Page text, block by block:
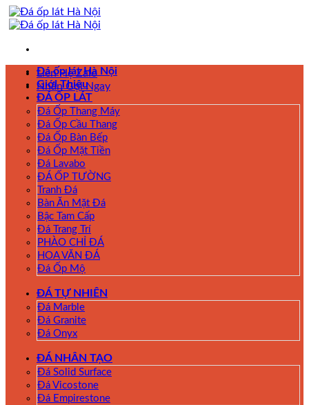
Skip
to
Liên Hệ Zalo
Nhấn Gọi Ngay
Đá ốp lát Hà Nội
Giới Thiệu
ĐÁ ỐP LÁT
Đá Ốp Thang Máy
Đá Ốp Cầu Thang
Đá Ốp Bàn Bếp
Đá Ốp Mặt Tiền
Đá Lavabo
ĐÁ ỐP TƯỜNG
Tranh Đá
Bàn Ăn Mặt Đá
Bậc Tam Cấp
Đá Trang Trí
PHÀO CHỈ ĐÁ
HOA VĂN ĐÁ
Đá Ốp Mộ
ĐÁ TỰ NHIÊN
Đá Marble
Đá Granite
Đá Onyx
ĐÁ NHÂN TẠO
Đá Solid Surface
Đá Vicostone
Đá Empirestone